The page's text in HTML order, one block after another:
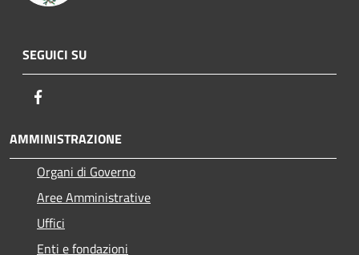
SEGUICI SU
AMMINISTRAZIONE
Organi di Governo
Aree Amministrative
Uffici
Enti e fondazioni